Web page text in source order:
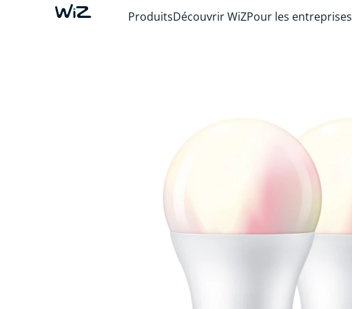
ProduitsDécouvrir WiZPour les entreprises